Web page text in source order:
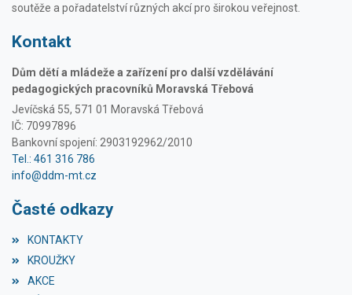
soutěže a pořadatelství různých akcí pro širokou veřejnost.
Kontakt
Dům dětí a mládeže a zařízení pro další vzdělávání
pedagogických pracovníků Moravská Třebová
Jevíčská 55, 571 01 Moravská Třebová
IČ: 70997896
Bankovní spojení: 2903192962/2010
Tel.: 461 316 786
info@ddm-mt.cz
Časté odkazy
KONTAKTY
KROUŽKY
AKCE